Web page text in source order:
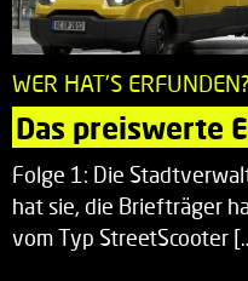
WER HAT'S
Das preiswerte
Folge 1: Die
hat sie, die Briefträger
vom Typ StreetScooter